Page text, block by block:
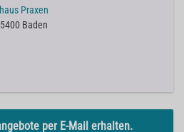
Praxen
Baden
per E-Mail erhalten.